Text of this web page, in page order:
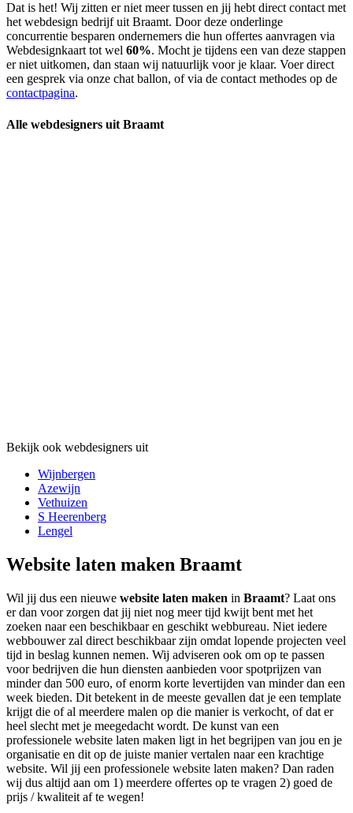
Dat is het! Wij zitten er niet meer tussen en jij hebt direct contact met
het webdesign bedrijf uit Braamt. Door deze onderlinge
concurrentie besparen ondernemers die hun offertes aanvragen via
Webdesignkaart tot wel 60%. Mocht je tijdens een van deze stappen
er niet uitkomen, dan staan wij natuurlijk voor je klaar. Voer direct
een gesprek via onze chat ballon, of via de contact methodes op de
contactpagina.
Alle webdesigners uit Braamt
Bekijk ook webdesigners uit
Wijnbergen
Azewijn
Vethuizen
S Heerenberg
Lengel
Website laten maken Braamt
Wil jij dus een nieuwe website laten maken in Braamt? Laat ons
er dan voor zorgen dat jij niet nog meer tijd kwijt bent met het
zoeken naar een beschikbaar en geschikt webbureau. Niet iedere
webbouwer zal direct beschikbaar zijn omdat lopende projecten veel
tijd in beslag kunnen nemen. Wij adviseren ook om op te passen
voor bedrijven die hun diensten aanbieden voor spotprijzen van
minder dan 500 euro, of enorm korte levertijden van minder dan een
week bieden. Dit betekent in de meeste gevallen dat je een template
krijgt die of al meerdere malen op die manier is verkocht, of dat er
heel slecht met je meegedacht wordt. De kunst van een
professionele website laten maken ligt in het begrijpen van jou en je
organisatie en dit op de juiste manier vertalen naar een krachtige
website. Wil jij een professionele website laten maken? Dan raden
wij dus altijd aan om 1) meerdere offertes op te vragen 2) goed de
prijs / kwaliteit af te wegen!